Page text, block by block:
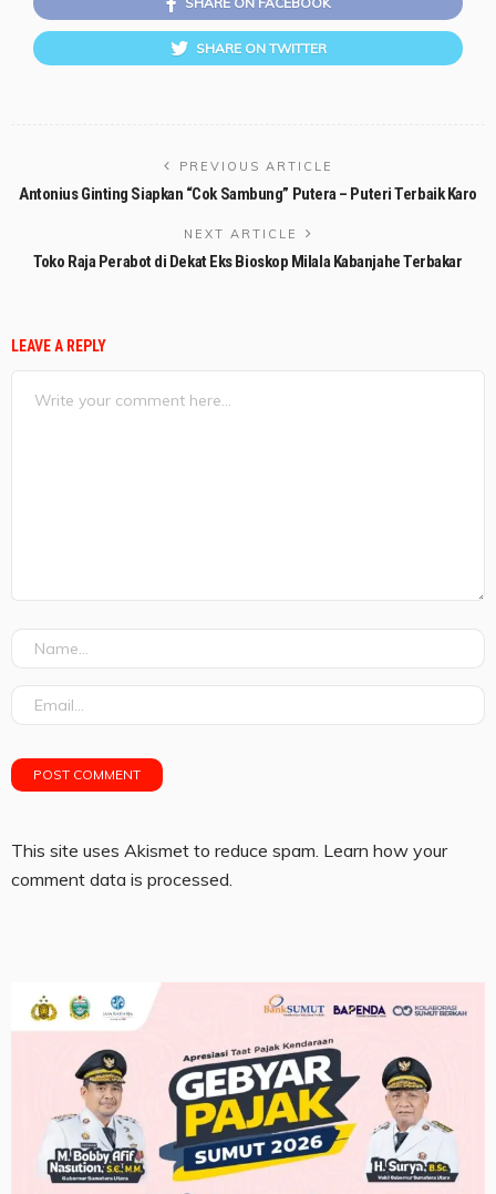
SHARE ON TWITTER
PREVIOUS ARTICLE
Antonius Ginting Siapkan “Cok Sambung” Putera – Puteri Terbaik Karo
NEXT ARTICLE
Toko Raja Perabot di Dekat Eks Bioskop Milala Kabanjahe Terbakar
LEAVE A REPLY
This site uses Akismet to reduce spam. Learn how your
comment data is processed.